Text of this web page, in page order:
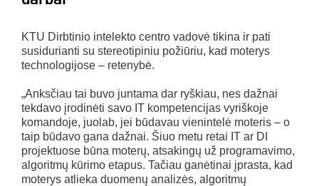
KTU Dirbtinio intelekto centro vadovė tikina ir pati
susidurianti su stereotipiniu požiūriu, kad moterys
technologijose – retenybė.
„Anksčiau tai buvo juntama dar ryškiau, nes dažnai
tekdavo įrodinėti savo IT kompetencijas vyriškoje
komandoje, juolab, jei būdavau vienintelė moteris – o
taip būdavo gana dažnai. Šiuo metu retai IT ar DI
projektuose būna moterų, atsakingų už programavimo,
algoritmų kūrimo etapus. Tačiau ganėtinai įprasta, kad
moterys atlieka duomenų analizės, algoritmų